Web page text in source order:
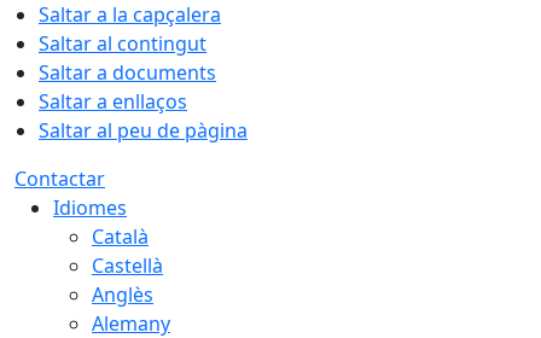
Saltar a la capçalera
Saltar al contingut
Saltar a documents
Saltar a enllaços
Saltar al peu de pàgina
Contactar
Idiomes
Català
Castellà
Anglès
Alemany